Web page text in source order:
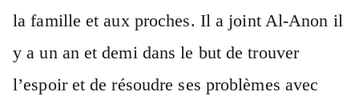
la famille et aux proches. Il a joint Al-Anon il
y a un an et demi dans le but de trouver
l’espoir et de résoudre ses problèmes avec